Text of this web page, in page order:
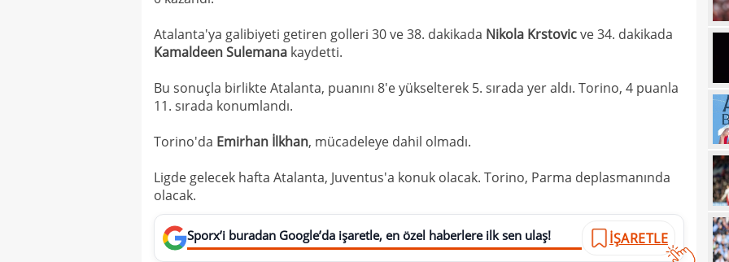
Atalanta'ya galibiyeti getiren golleri 30 ve 38. dakikada Nikola Krstovicve 34. dakikada
KamaldeenSulemana kaydetti.
Bu sonuçla birlikte Atalanta, puanını 8'e yükselterek 5. sırada yer aldı. Torino, 4 puanla
11. sırada konumlandı.
Torino'da Emirhan İlkhan, mücadeleye dahil olmadı.
Ligde gelecek hafta Atalanta, Juventus'a konuk olacak. Torino, Parma deplasmanında
olacak.
Sporx’i buradan Google’da işaretle, en özel haberlere ilk sen ulaş! İŞARETLE 12.